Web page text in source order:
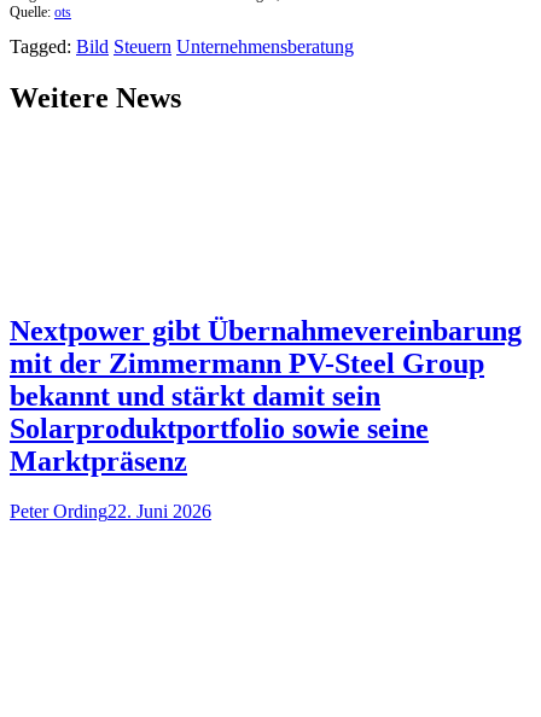
Quelle: ots
Tagged: Bild Steuern Unternehmensberatung
Weitere News
Nextpower gibt Übernahmevereinbarung
mit der Zimmermann PV-Steel Group
bekannt und stärkt damit sein
Solarproduktportfolio sowie seine
Marktpräsenz
Peter Ording22. Juni 2026